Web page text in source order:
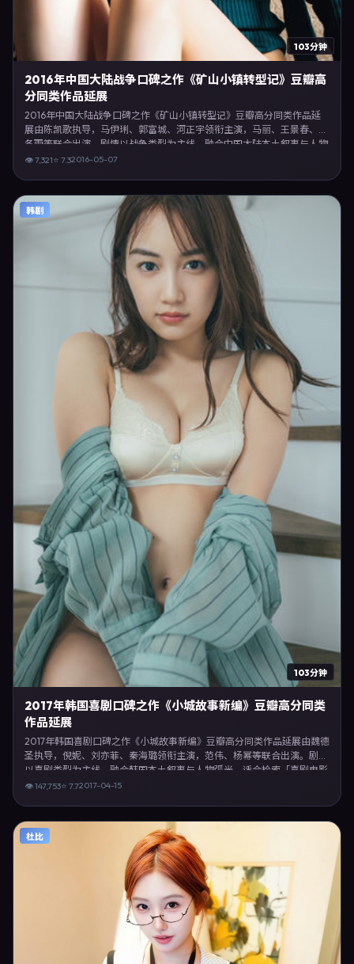
103分钟
2016年中国大陆战争口碑之作《矿山小镇转型记》豆瓣高
分同类作品延展
2016年中国大陆战争口碑之作《矿山小镇转型记》豆瓣高分同类作品延
展由陈凯歌执导，马伊琍、郭富城、河正宇领衔主演，马丽、王景春、周
冬雨等联合出演。剧情以战争类型为主线，融合中国大陆本土叙事与人物
弧光，适合检索「战争电影 中国大陆 陈凯歌 马伊琍」等关键词的观众。
题策划的引用素材。
👁7,321⭐ 7.32016-05-07
韩剧
103分钟
2017年韩国喜剧口碑之作《小城故事新编》豆瓣高分同类
作品延展
2017年韩国喜剧口碑之作《小城故事新编》豆瓣高分同类作品延展由魏德
圣执导，倪妮、刘亦菲、秦海璐领衔主演，范伟、杨幂等联合出演。剧情
以喜剧类型为主线，融合韩国本土叙事与人物弧光，适合检索「喜剧电影
韩国 魏德圣 倪妮」等关键词的观众。2017年4月15日于韩国主流院线上
👁147,753⭐ 7.72017-04-15
杜比